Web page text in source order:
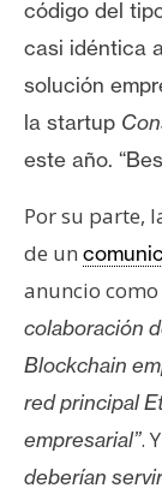
I
A
n
á
l
s
i
s
N
código del
casi idéntica
solución
la startup
este año.
Por su parte,
de un
anuncio como
colaboración
Blockchain
red principal
empresarial”.
deberían